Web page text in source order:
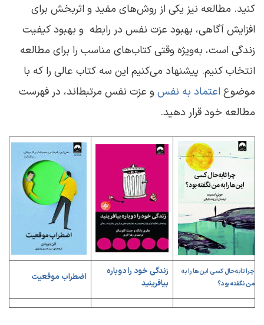
کنید. مطالعه نیز یکی از روش‌های مفید و اثربخش برای
افزایش آگاهی، بهبود عزت نفس در رابطه و بهبود کیفیت
زندگی است، به‌ویژه وقتی کتاب‌های مناسب را برای مطالعه
انتخاب کنیم. پیشنهاد می‌کنیم این سه کتاب عالی را که با
موضوع اعتماد به‌ نفسو عزت نفس مرتبط‌اند، در فهرست
مطالعه‌ خود قرار دهید.
چرا تابه‌حال کسی این‌ها را به
من نگفته بود؟
زندگی خود را دوباره
بیافرینید
اضطراب موقعیت